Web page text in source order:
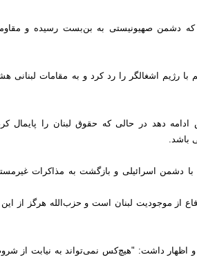
که دشمن صهیونیستی به بن‌بست رسیده و
رژیم اشغالگر را رد کرد و به مقامات لبنانی
دهد در حالی که حقوق لبنان را پایمال
باشد.
دشمن اسرائیلی و بازگشت به مذاکرات
از موجودیت لبنان است و حزب‌الله هرگز از
و اظهار داشت: "هیچ‌کس نمی‌تواند به نیابت از